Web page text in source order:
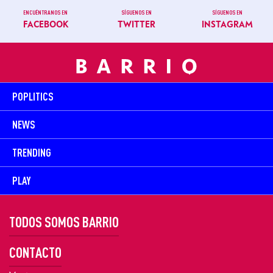
ENCUÉNTRANOS EN
FACEBOOK
SÍGUENOS EN
TWITTER
SÍGUENOS EN
INSTAGRAM
POPLITICS
NEWS
TRENDING
PLAY
TODOS SOMOS BARRIO
CONTACTO